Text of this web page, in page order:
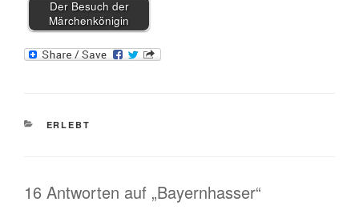
Der Besuch der
Märchenkönigin
KATEGORIEN
ERLEBT
16 Antworten auf „Bayernhasser“